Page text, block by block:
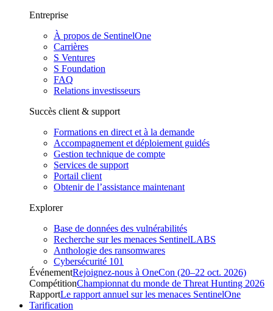
Entreprise
À propos de SentinelOne
Carrières
S Ventures
S Foundation
FAQ
Relations investisseurs
Succès client & support
Formations en direct et à la demande
Accompagnement et déploiement guidés
Gestion technique de compte
Services de support
Portail client
Obtenir de l’assistance maintenant
Explorer
Base de données des vulnérabilités
Recherche sur les menaces SentinelLABS
Anthologie des ransomwares
Cybersécurité 101
ÉvénementRejoignez-nous à OneCon (20–22 oct. 2026)
CompétitionChampionnat du monde de Threat Hunting 2026
RapportLe rapport annuel sur les menaces SentinelOne
Tarification